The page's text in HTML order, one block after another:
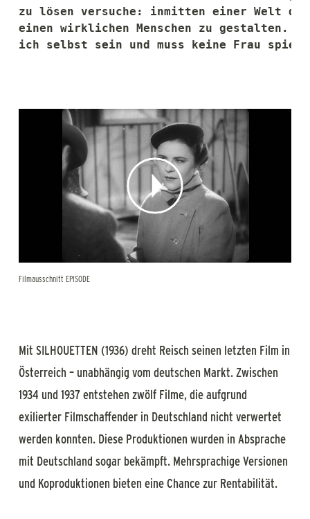
zu lösen versuche: inmitten einer Welt
einen wirklichen Menschen zu gestalten.
ich selbst sein und muss keine Frau
Filmausschnitt EPISODE
Mit SILHOUETTEN (1936) dreht Reisch seinen letzten Film in
Österreich – unabhängig vom deutschen Markt. Zwischen
1934 und 1937 entstehen zwölf Filme, die aufgrund
exilierter Filmschaffender in Deutschland nicht verwertet
werden konnten. Diese Produktionen wurden in Absprache
mit Deutschland sogar bekämpft. Mehrsprachige Versionen
und Koproduktionen bieten eine Chance zur Rentabilität.